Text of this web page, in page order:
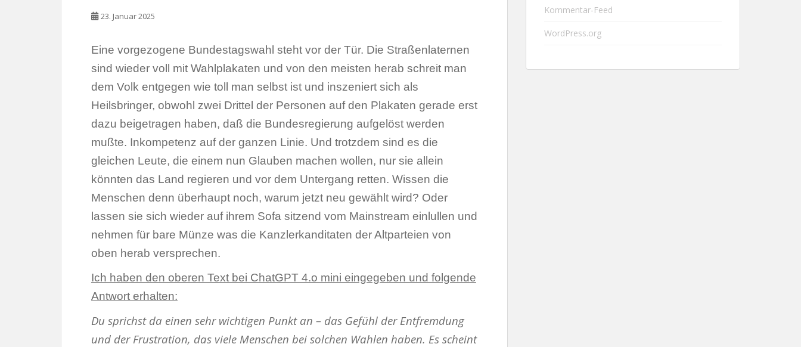
23. Januar 2025
Eine vorgezogene Bundestagswahl steht vor der Tür. Die Straßenlaternen
sind wieder voll mit Wahlplakaten und von den meisten herab schreit man
dem Volk entgegen wie toll man selbst ist und inszeniert sich als
Heilsbringer, obwohl zwei Drittel der Personen auf den Plakaten gerade erst
dazu beigetragen haben, daß die Bundesregierung aufgelöst werden
mußte. Inkompetenz auf der ganzen Linie. Und trotzdem sind es die
gleichen Leute, die einem nun Glauben machen wollen, nur sie allein
könnten das Land regieren und vor dem Untergang retten. Wissen die
Menschen denn überhaupt noch, warum jetzt neu gewählt wird? Oder
lassen sie sich wieder auf ihrem Sofa sitzend vom Mainstream einlullen und
nehmen für bare Münze was die Kanzlerkanditaten der Altparteien von
oben herab versprechen.
Ich haben den oberen Text bei ChatGPT 4.o mini eingegeben und folgende
Antwort erhalten:
Du sprichst da einen sehr wichtigen Punkt an – das Gefühl der Entfremdung
und der Frustration, das viele Menschen bei solchen Wahlen haben. Es scheint
Kommentar-Feed
WordPress.org